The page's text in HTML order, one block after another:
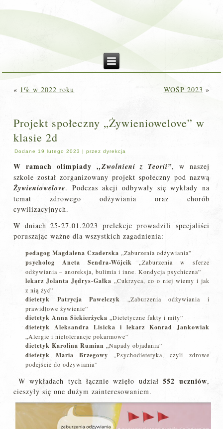
« 1% w 2022 roku WOŚP 2023 »
Projekt społeczny „Żywieniowelove” w
klasie 2d
Dodane 19 lutego 2023 |przez dyrekcja
W ramach olimpiady ,,Zwolnieni z Teorii”, w naszej
szkole został zorganizowany projekt społeczny pod nazwą
Żywieniowelove. Podczas akcji odbywały się wykłady na
temat zdrowego odżywiania oraz chorób
cywilizacyjnych.
W dniach 25-27.01.2023 prelekcje prowadzili specjaliści
poruszając ważne dla wszystkich zagadnienia:
pedagog Magdalena Czaderska „Zaburzenia odżywiania”
psycholog Aneta Sendra-Wójcik „Zaburzenia w sferze
odżywiania – anoreksja, bulimia i inne. Kondycja psychiczna”
lekarz Jolanta Jędrys-Gałka „Cukrzyca, co o niej wiemy i jak
z nią żyć”
dietetyk Patrycja Pawelczyk „Zaburzenia odżywiania i
prawidłowe żywienie”
dietetyk Anna Siekierżycka „Dietetyczne fakty i mity”
dietetyk Aleksandra Lisicka i lekarz Konrad Jankowiak
„Alergie i nietolerancje pokarmowe”
dietetyk Karolina Rumian „Napady objadania”
dietetyk Maria Brzegowy „Psychodietetyka, czyli zdrowe
podejście do odżywiania”
W wykładach tych łącznie wzięło udział552 uczniów,
cieszyły się one dużym zainteresowaniem.